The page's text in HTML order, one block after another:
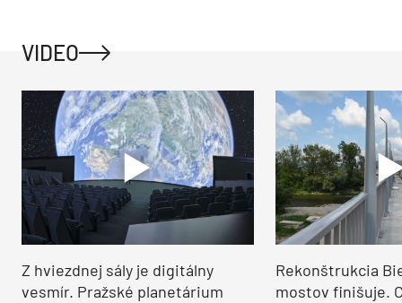
VIDEO
Z hviezdnej sály je digitálny
vesmír. Pražské planetárium
Rekonštrukcia
mostov finišuje.